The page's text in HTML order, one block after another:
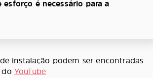
esforço é necessário para a
instalação podem ser encontradas
YouTube